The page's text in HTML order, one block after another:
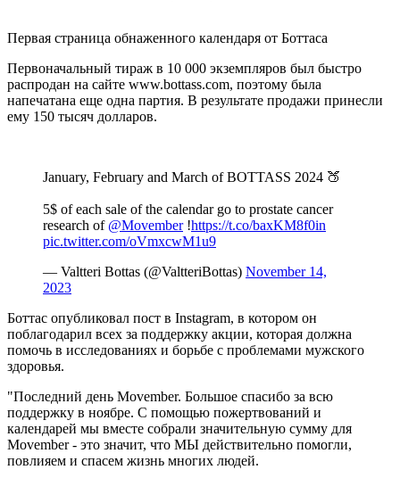
Первая страница обнаженного календаря от Боттаса
Первоначальный тираж в 10 000 экземпляров был быстро
распродан на сайте www.bottass.com, поэтому была
напечатана еще одна партия. В результате продажи принесли
ему 150 тысяч долларов.
January, February and March of BOTTASS 2024 🍑
5$ of each sale of the calendar go to prostate cancer
research of @Movember!https://t.co/baxKM8f0in
pic.twitter.com/oVmxcwM1u9
— Valtteri Bottas (@ValtteriBottas) November 14,
2023
Боттас опубликовал пост в Instagram, в котором он
поблагодарил всех за поддержку акции, которая должна
помочь в исследованиях и борьбе с проблемами мужского
здоровья.
"Последний день Movember. Большое спасибо за всю
поддержку в ноябре. С помощью пожертвований и
календарей мы вместе собрали значительную сумму для
Movember - это значит, что МЫ действительно помогли,
повлияем и спасем жизнь многих людей.